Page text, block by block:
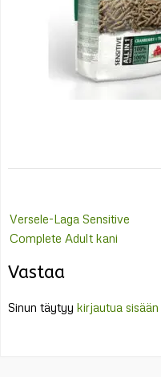
Versele-Laga Sensitive
Complete Adult kani
Vastaa
Sinun täytyy kirjautua sisään